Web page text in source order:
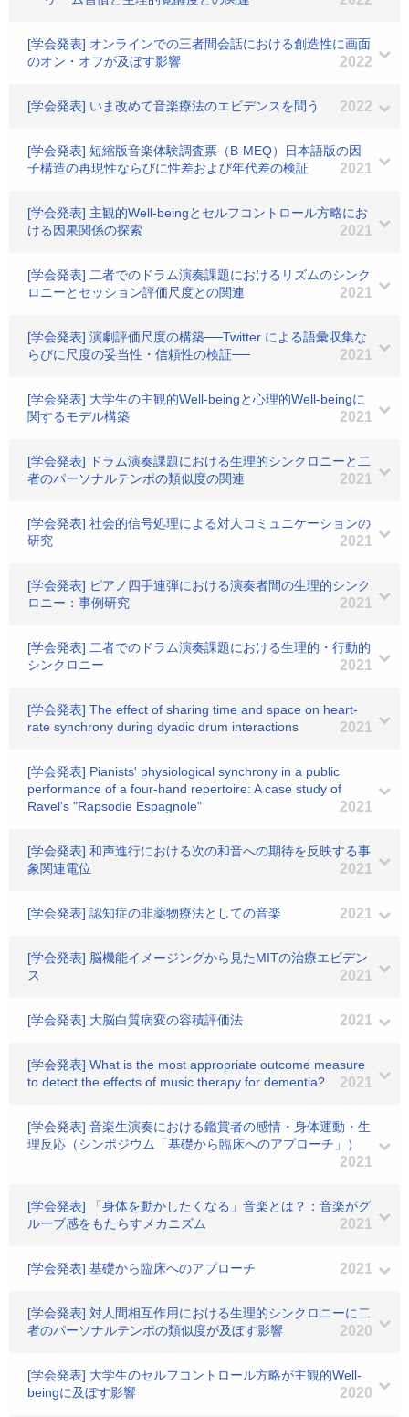
[学会発表] オンラインでの三者間会話における創造性に画面
のオン・オフが及ぼす影響
2022
[学会発表] いま改めて音楽療法のエビデンスを問う 2022
[学会発表] 短縮版音楽体験調査票（B-MEQ）日本語版の因
子構造の再現性ならびに性差および年代差の検証
2021
[学会発表] 主観的Well-beingとセルフコントロール方略にお
ける因果関係の探索
2021
[学会発表] 二者でのドラム演奏課題におけるリズムのシンク
ロニーとセッション評価尺度との関連
2021
[学会発表] 演劇評価尺度の構築──Twitter による語彙収集な
らびに尺度の妥当性・信頼性の検証──
2021
[学会発表] 大学生の主観的Well-beingと心理的Well-beingに
関するモデル構築
2021
[学会発表] ドラム演奏課題における生理的シンクロニーと二
者のパーソナルテンポの類似度の関連
2021
[学会発表] 社会的信号処理による対人コミュニケーションの
研究
2021
[学会発表] ピアノ四手連弾における演奏者間の生理的シンク
ロニー：事例研究
2021
[学会発表] 二者でのドラム演奏課題における生理的・行動的
シンクロニー
2021
[学会発表] The effect of sharing time and space on heart-
rate synchrony during dyadic drum interactions
2021
[学会発表] Pianists' physiological synchrony in a public
performance of a four-hand repertoire: A case study of
Ravel's "Rapsodie Espagnole"
2021
[学会発表] 和声進行における次の和音への期待を反映する事
象関連電位
2021
[学会発表] 認知症の非薬物療法としての音楽 2021
[学会発表] 脳機能イメージングから見たMITの治療エビデン
ス
2021
[学会発表] 大脳白質病変の容積評価法 2021
[学会発表] What is the most appropriate outcome measure
to detect the effects of music therapy for dementia?
2021
[学会発表] 音楽生演奏における鑑賞者の感情・身体運動・生
理反応（シンポジウム「基礎から臨床へのアプローチ」）
2021
[学会発表] 「身体を動かしたくなる」音楽とは？：音楽がグ
ルーブ感をもたらすメカニズム
2021
[学会発表] 基礎から臨床へのアプローチ 2021
[学会発表] 対人間相互作用における生理的シンクロニーに二
者のパーソナルテンポの類似度が及ぼす影響
2020
[学会発表] 大学生のセルフコントロール方略が主観的Well-
beingに及ぼす影響
2020